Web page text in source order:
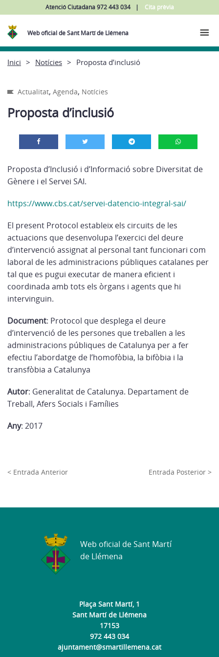
Atenció Ciutadana 972 443 034 Cita prèvia
Web oficial de Sant Martí de Llémena
Inici Notícies Proposta d’inclusió
Actualitat, Agenda, Notícies
Proposta d’inclusió
Proposta d’Inclusió i d’Informació sobre Diversitat de
Gènere i el Servei SAI.
https://www.cbs.cat/servei-datencio-integral-sai/
El present Protocol estableix els circuits de les
actuacions que desenvolupa l’exercici del deure
d’intervenció assignat al personal tant funcionari com
laboral de les administracions públiques catalanes per
tal que es pugui executar de manera eficient i
coordinada amb tots els òrgans i agents que hi
intervinguin.
Document: Protocol que desplega el deure
d’intervenció de les persones que treballen a les
administracions públiques de Catalunya per a fer
efectiu l’abordatge de l’homofòbia, la bifòbia i la
transfòbia a Catalunya
Autor: Generalitat de Catalunya. Departament de
Treball, Afers Socials i Famílies
Any: 2017
< Entrada Anterior Entrada Posterior >
Plaça Sant Martí, 1
Sant Martí de Llémena
17153
972 443 034
ajuntament@smartillemena.cat
Web oficial de Sant Martí
de Llémena